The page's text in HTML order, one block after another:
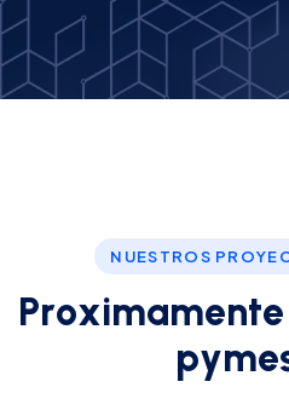
NUESTROS
Proximamente
pyme